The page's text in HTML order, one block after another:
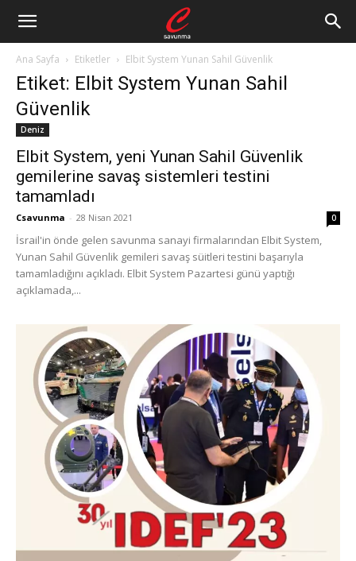
Ana Sayfa Etiketler Elbit System Yunan Sahil Güvenlik
Etiket: Elbit System Yunan Sahil
Güvenlik
Deniz
Elbit System, yeni Yunan Sahil Güvenlik
gemilerine savaş sistemleri testini
tamamladı
Csavunma - 28 Nisan 2021 0
İsrail'in önde gelen savunma sanayi firmalarından Elbit System,
Yunan Sahil Güvenlik gemileri savaş süitleri testini başarıyla
tamamladığını açıkladı. Elbit System Pazartesi günü yaptığı
açıklamada,...